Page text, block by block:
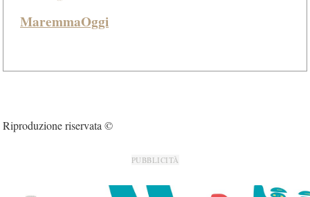
MaremmaOggi
Riproduzione riservata ©
PUBBLICITÀ